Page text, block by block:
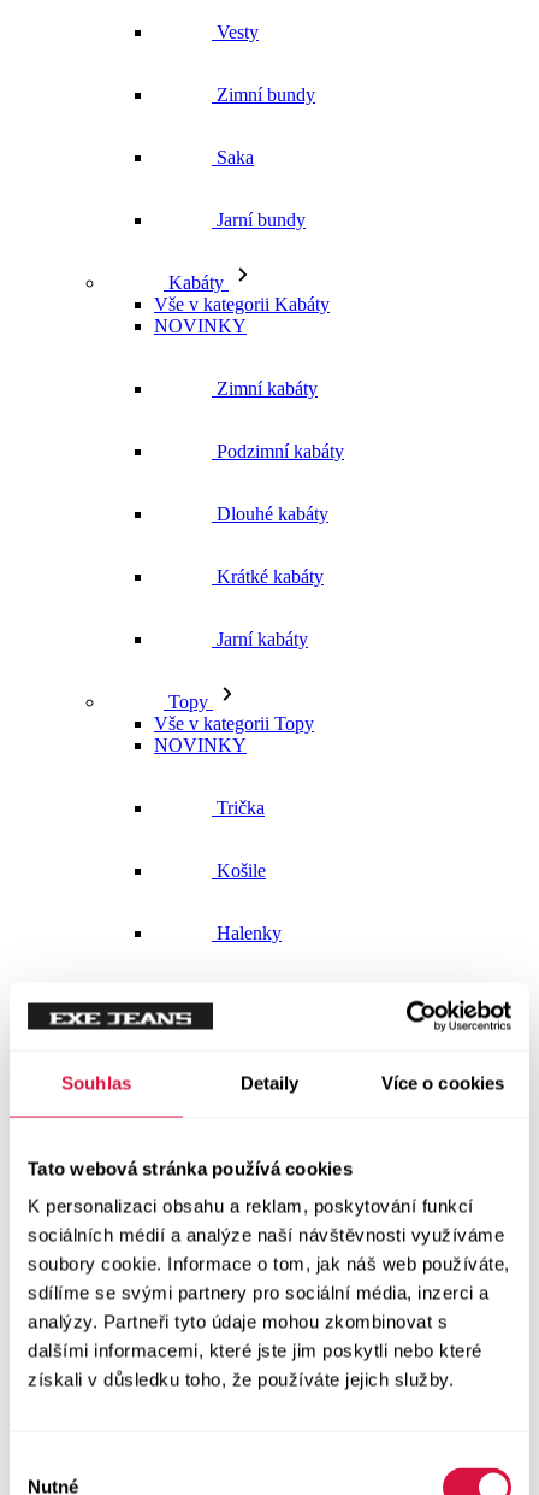
Souhlas Detaily Více o cookies
Tato webová stránka používá cookies
K personalizaci obsahu a reklam, poskytování funkcí
sociálních médií a analýze naší návštěvnosti využíváme
soubory cookie. Informace o tom, jak náš web používáte,
sdílíme se svými partnery pro sociální média, inzerci a
analýzy. Partneři tyto údaje mohou zkombinovat s
dalšími informacemi, které jste jim poskytli nebo které
získali v důsledku toho, že používáte jejich služby.
Nutné
Vesty
Zimní bundy
Saka
Jarní bundy
Kabáty
Vše v kategorii Kabáty
NOVINKY
Zimní kabáty
Podzimní kabáty
Dlouhé kabáty
Krátké kabáty
Jarní kabáty
Topy
Vše v kategorii Topy
NOVINKY
Trička
Košile
Halenky
Vše v kategorii Svetry a mikiny
Mikiny
Svetry
Šaty a sukně
Vše v kategorii Šaty a sukně
NOVINKY
Letní šaty